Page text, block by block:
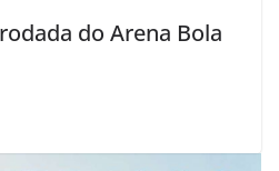
do Arena Bola